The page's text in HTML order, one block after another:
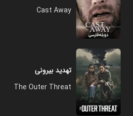
Cast Away
تهدید بیرونی
The Outer Threat